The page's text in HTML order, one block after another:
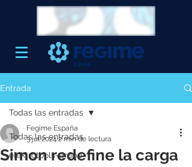
Entrada
Todas las entradas
elektrotools-grupo
Todas las entradas
Simon redefine la carga
Fegime España
3 jul 2024 2 min de lectura